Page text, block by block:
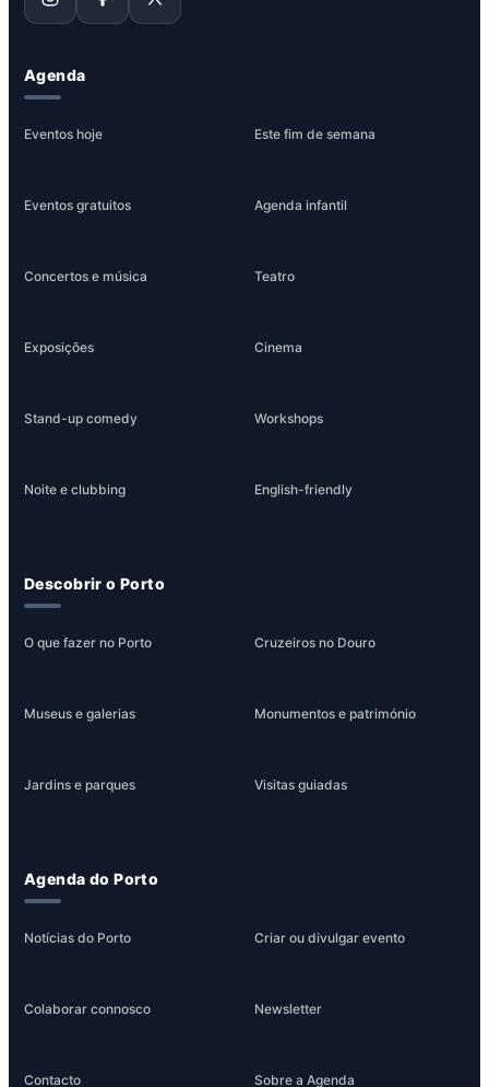
Agenda
Eventos hoje Este fim de semana
Eventos gratuitos Agenda infantil
Concertos e música Teatro
Exposições Cinema
Stand-up comedy Workshops
Noite e clubbing English-friendly
Descobrir o Porto
O que fazer no Porto Cruzeiros no Douro
Museus e galerias Monumentos e património
Jardins e parques Visitas guiadas
Agenda do Porto
Notícias do Porto Criar ou divulgar evento
Colaborar connosco Newsletter
Contacto Sobre a Agenda